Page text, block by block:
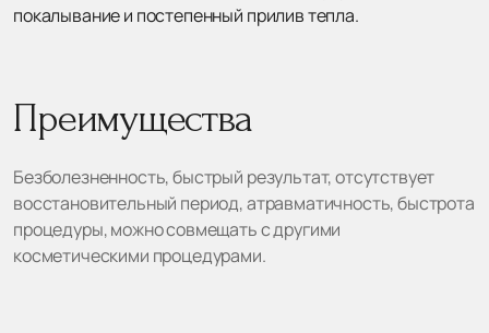
покалывание и постепенный прилив тепла.
Преимущества
Безболезненность, быстрый результат, отсутствует
восстановительный период, атравматичность, быстрота
процедуры, можно совмещать с другими
косметическими процедурами.